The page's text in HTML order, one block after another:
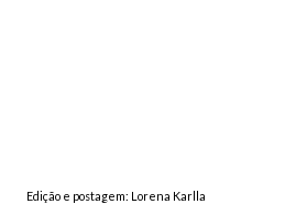
Edição e postagem: Lorena Karlla